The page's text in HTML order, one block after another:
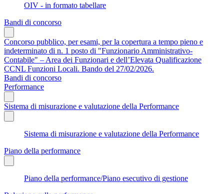
OIV - in formato tabellare
Bandi di concorso
Concorso pubblico, per esami, per la copertura a tempo pieno e
indeterminato di n. 1 posto di "Funzionario Amministrativo-
Contabile" – Area dei Funzionari e dell’Elevata Qualificazione
CCNL Funzioni Locali. Bando del 27/02/2026.
Bandi di concorso
Performance
Sistema di misurazione e valutazione della Performance
Sistema di misurazione e valutazione della Performance
Piano della performance
Piano della performance/Piano esecutivo di gestione